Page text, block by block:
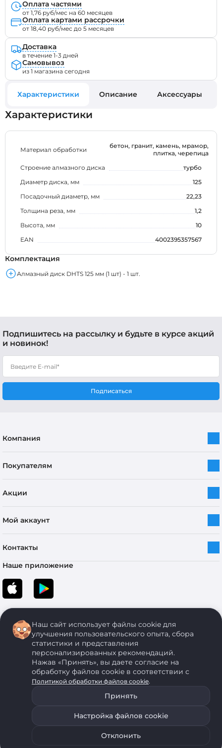
Характеристики Описание Аксессуары
Характеристики
Материал обработки
бетон, гранит, камень, мрамор,
плитка, черепица
Строение алмазного диска
турбо
Диаметр диска, мм
125
Посадочный диаметр, мм
22,23
Толщина реза, мм
1,2
Высота, мм
10
EAN
4002395357567
Комплектация
Алмазный диск DHTS 125 мм (1 шт) - 1 шт.
Оплата частями
от 1,76 руб/мес на 60 месяцев
Оплата картами рассрочки
от 18,40 руб/мес до 5 месяцев
Доставка
в течение 1-3 дней
Самовывоз
из 1 магазина сегодня
Купить сейчас В корзину
Подпишитесь на рассылку и будьте в курсе акций
и новинок!
Подписаться
Компания
Покупателям
Акции
Мой аккаунт
Контакты
Наше приложение
Copyright © 2005-2026 ОДО “ЭКОНОМСТРОЙ”. Все права защищены.
ОДО "ЭКОНОМСТРОЙ" Юр.адрес: 224011, г. Брест, ул. Чичерина, д. 26 УНП: 290429086, регистрация:№
05554, выдано 06 сентября 2005 г. Зарегистрировал Брестский областной исполнительный комитет 31
августа 2005 г. Регистрация интернет-магазина: в Торговом реестре Республики Беларусь № 525626
ОДО "ЭКОНОМСТРОЙ" использует на своем сайте анонимные данные, передаваемые с помощью
файлов cookie. Для запрета использования файлов cookie воспользуйтесь соответствующими
настройками своего браузера. Политика обработки персональных данных
Наш сайт использует файлы cookie для
улучшения пользовательского опыта, сбора
статистики и представления
персонализированных рекомендаций.
Нажав «Принять», вы даете согласие на
обработку файлов cookie в соответствии с
Политикой обработки файлов cookie.
Принять
Настройка файлов cookie
Отклонить